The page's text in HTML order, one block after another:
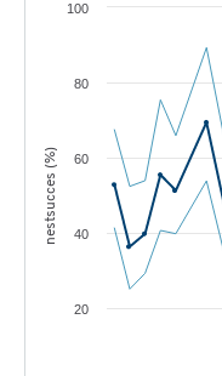
nestsucces (%)
20
40
60
80
100